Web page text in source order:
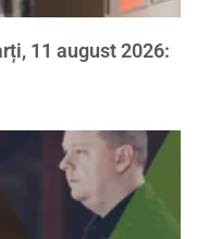
11 august 2026: